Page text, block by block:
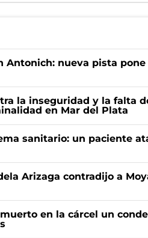
Antonich: nueva pista
la inseguridad y la falta
en Mar del Plata
sanitario: un paciente
Arizaga contradijo a
en la cárcel un